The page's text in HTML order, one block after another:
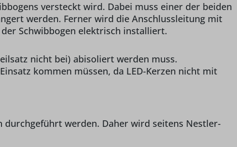
versteckt wird. Dabei muss einer der beiden
werden. Ferner wird die Anschlussleitung mit
Schwibbogen elektrisch installiert.
nicht bei) abisoliert werden muss.
kommen müssen, da LED-Kerzen nicht mit
werden. Daher wird seitens Nestler-